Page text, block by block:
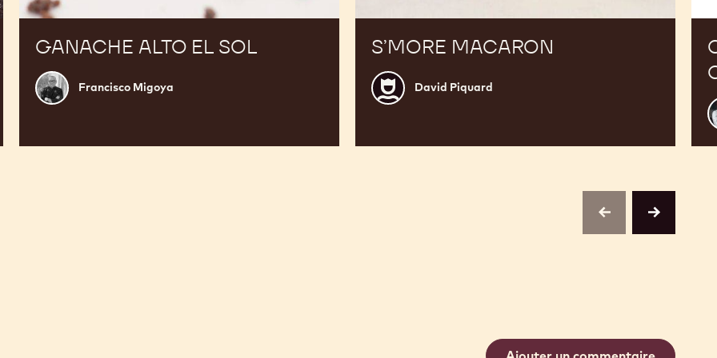
GANACHE ALTO EL SOL
Francisco
Migoya
Francisco Migoya
S’MORE MACARON
David
Piquard
David Piquard
previousnext